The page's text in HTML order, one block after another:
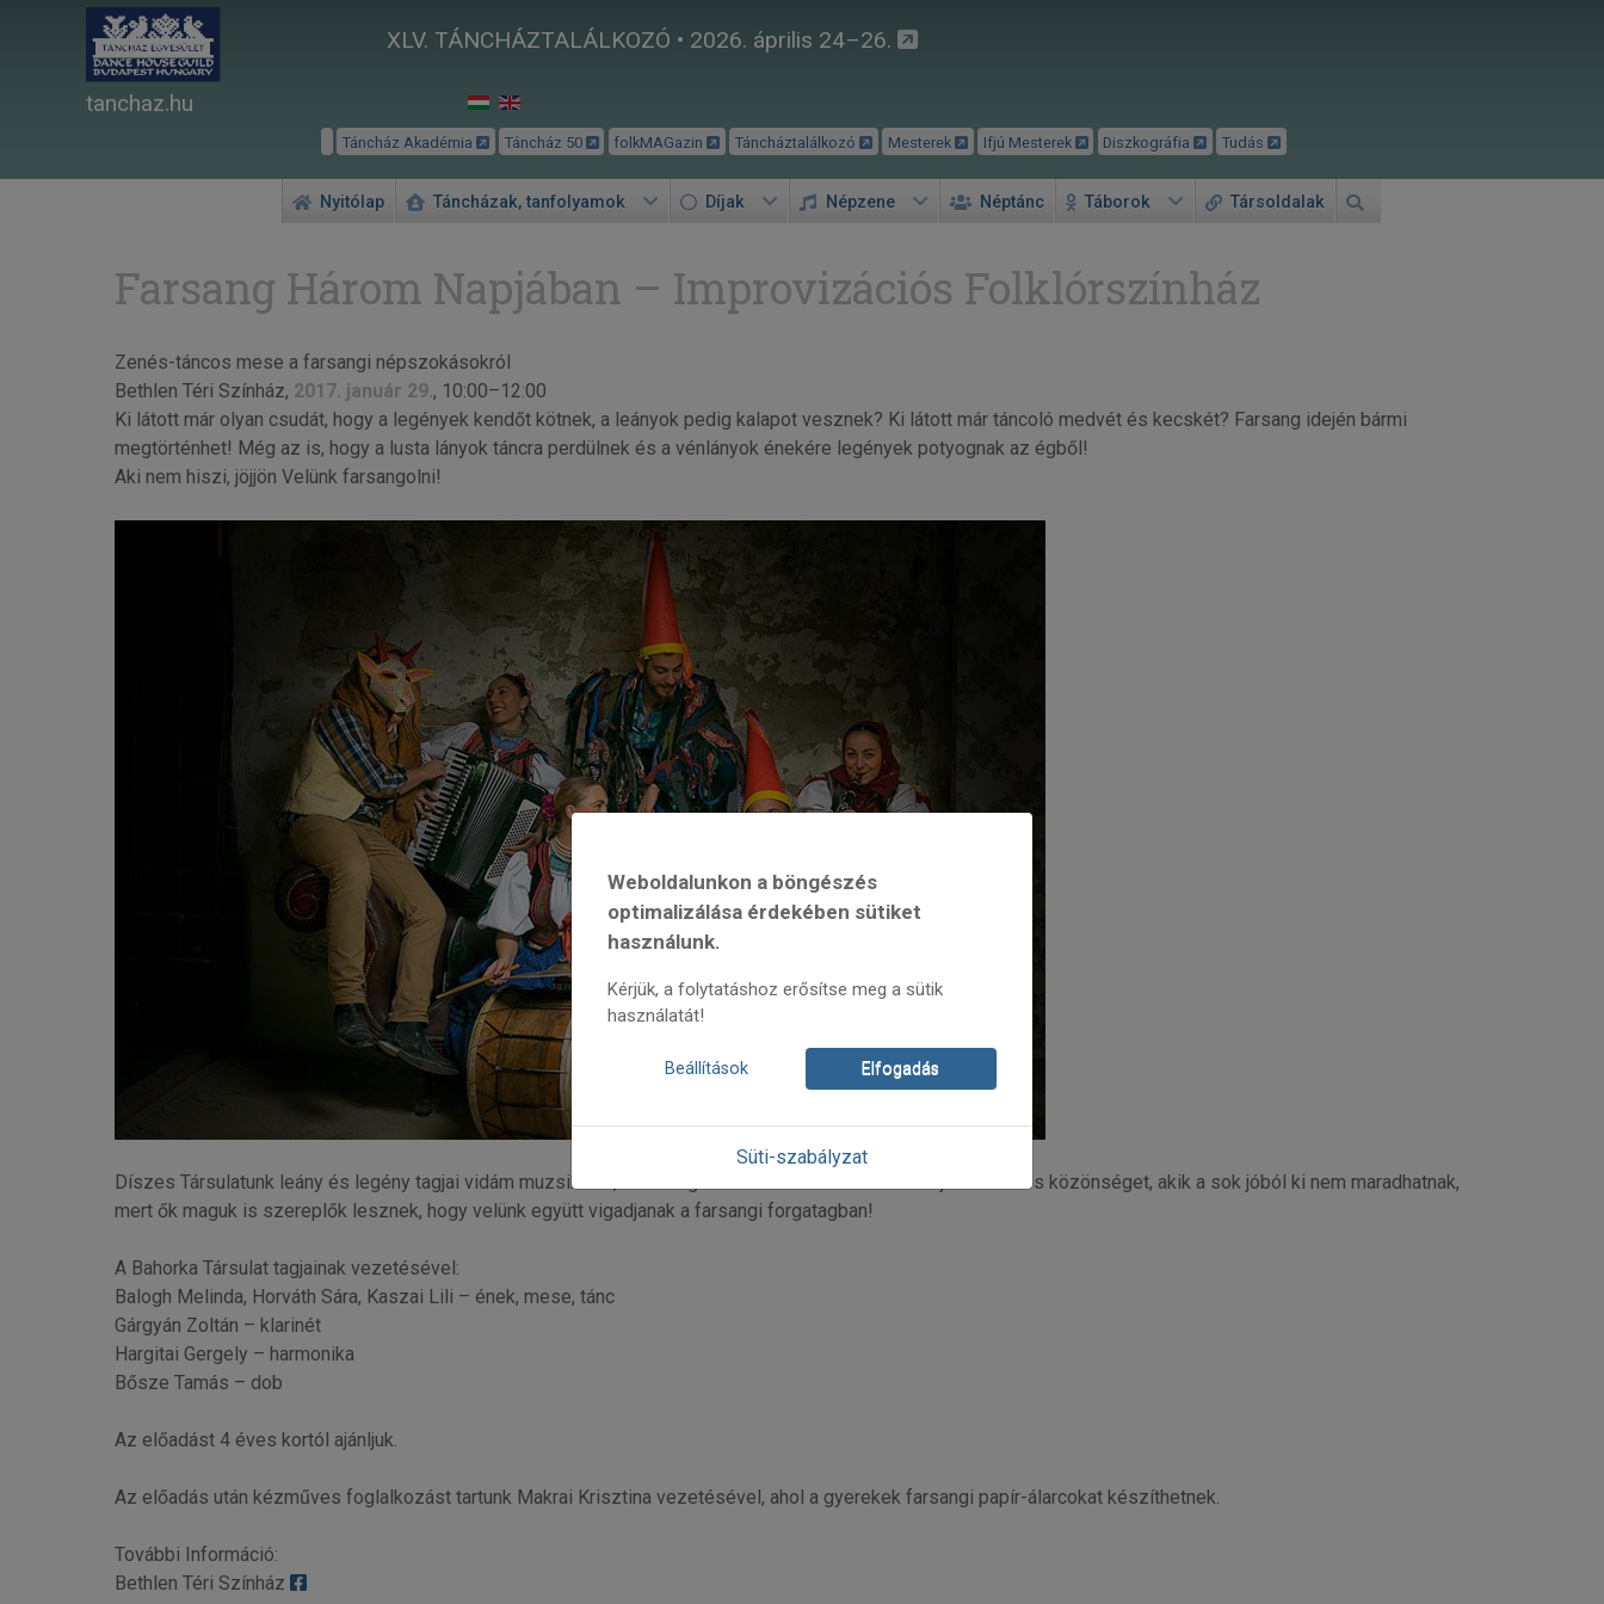
XLV. TÁNCHÁZTALÁLKOZÓ • 2026. április 24–26.
tanchaz.hu
Táncház Akadémia Táncház 50 folkMAGazin Táncháztalálkozó Mesterek Ifjú Mesterek Diszkográfia Tudás
Nyitólap Táncházak, tanfolyamok Díjak Népzene Néptánc Táborok Társoldalak
Farsang Három Napjában – Improvizációs Folklórszínház
Zenés-táncos mese a farsangi népszokásokról
Bethlen Téri Színház, 2017. január 29., 10:00–12:00
Ki látott már olyan csudát, hogy a legények kendőt kötnek, a leányok pedig kalapot vesznek? Ki látott már táncoló medvét és kecskét? Farsang idején bármi
megtörténhet! Még az is, hogy a lusta lányok táncra perdülnek és a vénlányok énekére legények potyognak az égből!
Aki nem hiszi, jöjjön Velünk farsangolni!
Díszes Társulatunk leány és legény tagjai vidám muzsikával, mulatságos történetekkel szórakoztatják a kedves közönséget, akik a sok jóból ki nem maradhatnak,
mert ők maguk is szereplők lesznek, hogy velünk együtt vigadjanak a farsangi forgatagban!
A Bahorka Társulat tagjainak vezetésével:
Balogh Melinda, Horváth Sára, Kaszai Lili – ének, mese, tánc
Gárgyán Zoltán – klarinét
Hargitai Gergely – harmonika
Bősze Tamás – dob
Az előadást 4 éves kortól ajánljuk.
Az előadás után kézműves foglalkozást tartunk Makrai Krisztina vezetésével, ahol a gyerekek farsangi papír-álarcokat készíthetnek.
További Információ:
Bethlen Téri Színház
Weboldalunkon a böngészés
optimalizálása érdekében sütiket
használunk.
Kérjük, a folytatáshoz erősítse meg a sütik
használatát!
Beállítások Elfogadás
Süti-szabályzat